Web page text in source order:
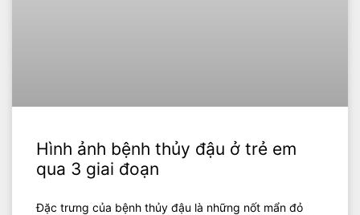
Hình ảnh bệnh thủy đậu ở trẻ em
qua 3 giai đoạn
Đặc trưng của bệnh thủy đậu là những nốt mẩn đỏ